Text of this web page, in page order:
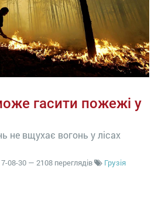
гасити пожежі у
не вщухає вогонь у лісах
08-30 — 2108 переглядів
Грузія